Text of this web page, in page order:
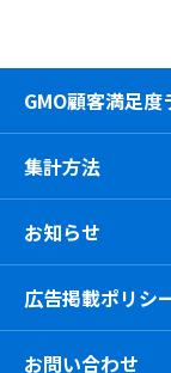
GMO顧客満足
集計方法
お知らせ
広告掲載ポリシ
お問い合わせ